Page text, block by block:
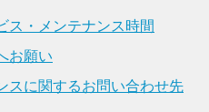
ス・メンテナンス時間
お願い
スに関するお問い合わせ先